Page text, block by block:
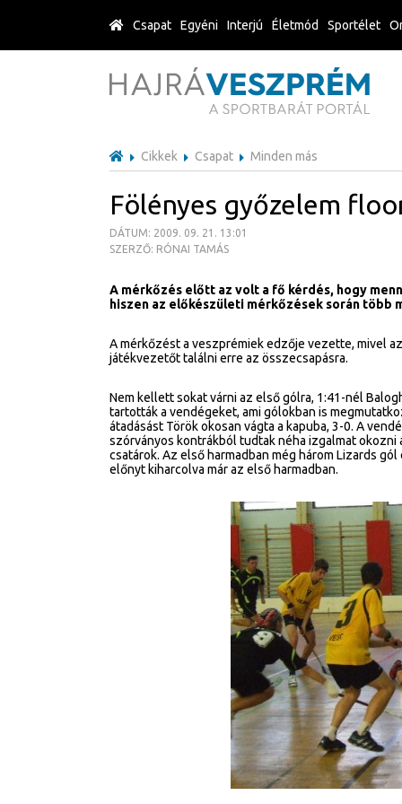
Cikkek Csapat Minden más
Fölényes győzelem
DÁTUM: 2009. 09. 21. 13:01
SZERZŐ: RÓNAI TAMÁS
A mérkőzés előtt az volt a fő kérdés, hogy
hiszen az előkészületi mérkőzések során több
A mérkőzést a veszprémiek edzője vezette, mivel
játékvezetőt találni erre az összecsapásra.
Nem kellett sokat várni az első gólra, 1:41-nél
tartották a vendégeket, ami gólokban is
átadásást Török okosan vágta a kapuba, 3-0. A
szórványos kontrákból tudtak néha izgalmat
csatárok. Az első harmadban még három Lizards
előnyt kiharcolva már az első harmadban.
Csapat Egyéni Interjú Életmód Sportélet